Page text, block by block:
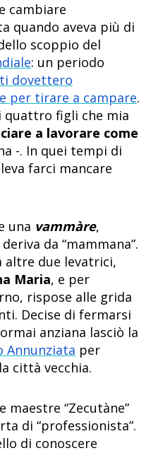
cambiare
quando aveva più di
scoppio del
: un periodo
dovettero
per tirare a campare.
quattro figli che mia
a lavorare come
-. In quei tempi di
farci mancare
una vammàre,
da “mammana”.
altre due levatrici,
Maria, e per
rispose alle grida
Decise di fermarsi
anziana lasciò la
Annunziata per
città vecchia.
maestre “Zecutàne”
di “professionista”.
di conoscere